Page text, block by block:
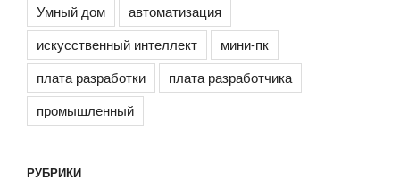
Умный дом
автоматизация
искусственный интеллект
мини-пк
плата разработки
плата разработчика
промышленный
РУБРИКИ